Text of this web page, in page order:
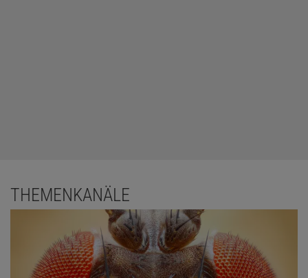
THEMENKANÄLE